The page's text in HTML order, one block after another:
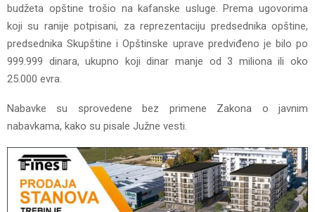
budžeta opštine trošio na kafanske usluge. Prema ugovorima
koji su ranije potpisani, za reprezentaciju predsednika opštine,
predsednika Skupštine i Opštinske uprave predviđeno je bilo po
999.999 dinara, ukupno koji dinar manje od 3 miliona ili oko
25.000 evra.
Nabavke su sprovedene bez primene Zakona o javnim
nabavkama, kako su pisale Južne vesti.